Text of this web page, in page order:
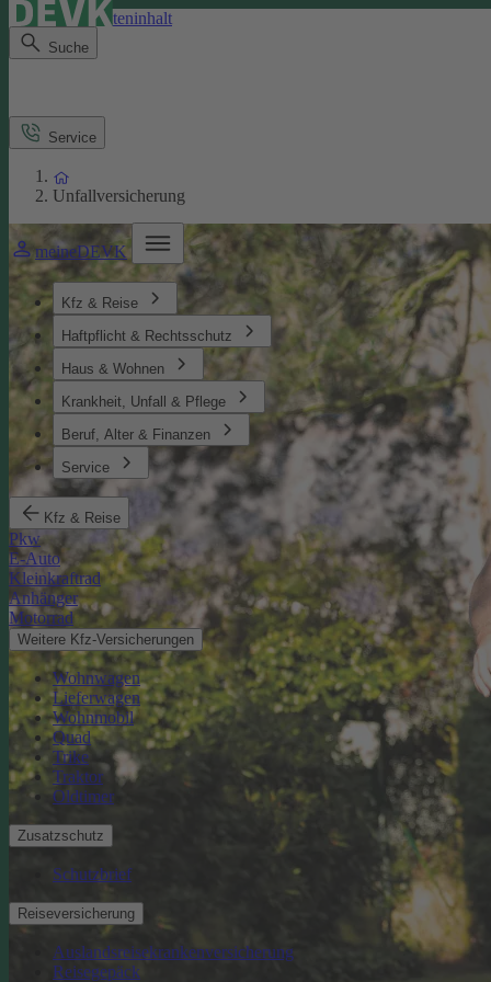
Direkt zum Seiteninhalt
Suche
meineDEVK
Kfz & Reise
Haftpflicht & Rechtsschutz
Haus & Wohnen
Krankheit, Unfall & Pflege
Beruf, Alter & Finanzen
Service
Kfz & Reise
Pkw
E-Auto
Kleinkraftrad
Anhänger
Motorrad
Weitere Kfz-Versicherungen
Wohnwagen
Lieferwagen
Wohnmobil
Quad
Trike
Traktor
Oldtimer
Zusatzschutz
Schutzbrief
Reiseversicherung
Auslandsreisekrankenversicherung
Reisegepäck
Service
Unfallversicherung